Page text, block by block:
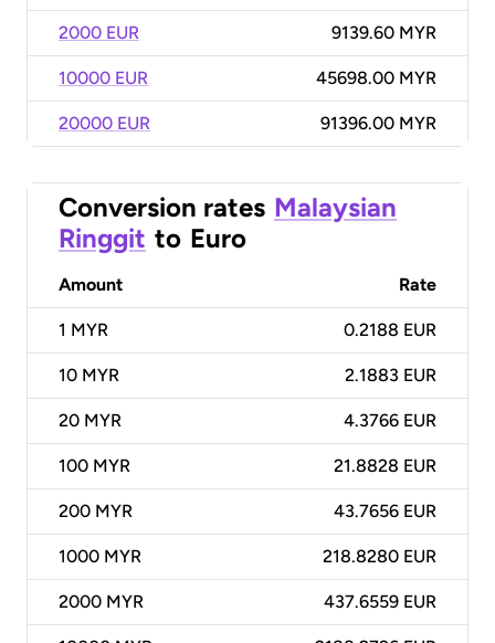
2000 EUR 9139.60 MYR
10000 EUR 45698.00 MYR
20000 EUR 91396.00 MYR
Conversion rates Malaysian
Ringgit to Euro
Amount Rate
1 MYR 0.2188 EUR
10 MYR 2.1883 EUR
20 MYR 4.3766 EUR
100 MYR 21.8828 EUR
200 MYR 43.7656 EUR
1000 MYR 218.8280 EUR
2000 MYR 437.6559 EUR